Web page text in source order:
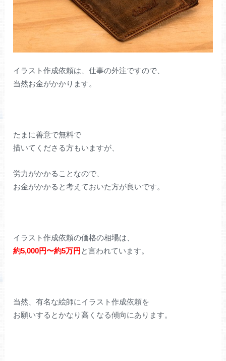
イラスト作成依頼は、仕事の外注ですので、
当然お金がかかります。
たまに善意で無料で
描いてくださる方もいますが、
労力がかかることなので、
お金がかかると考えておいた方が良いです。
イラスト作成依頼の価格の相場は、
約5,000円〜約5万円 と言われています。
当然、有名な絵師にイラスト作成依頼を
お願いするとかなり高くなる傾向にあります。